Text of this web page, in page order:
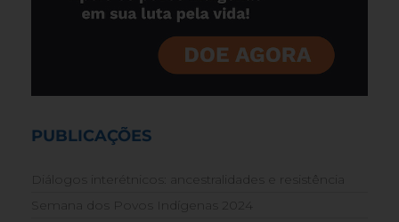
PUBLICAÇÕES
Diálogos interétnicos: ancestralidades e resistência
Semana dos Povos Indígenas 2024